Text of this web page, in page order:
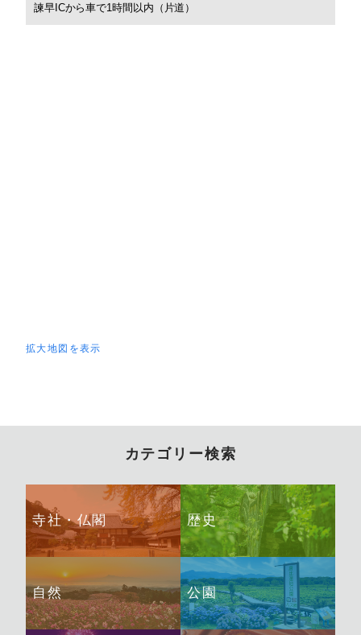
諫早ICから車で1時間以内（片道）
拡大地図を表示
カテゴリー検索
寺社・仏閣 歴史
自然 公園